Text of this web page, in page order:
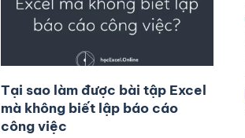
Tại sao làm được bài tập Excel
mà không biết lập báo cáo
công việc